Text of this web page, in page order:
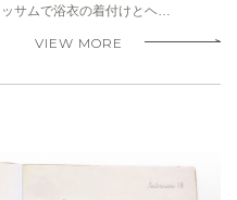
サムで浴衣の着付けとヘ…
VIEW MORE